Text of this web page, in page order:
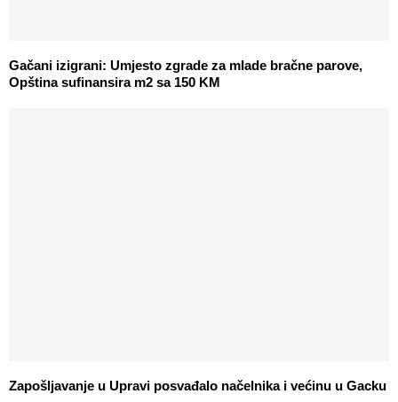
Gačani izigrani: Umjesto zgrade za mlade bračne parove,
Opština sufinansira m2 sa 150 KM
Zapošljavanje u Upravi posvađalo načelnika i većinu u Gacku